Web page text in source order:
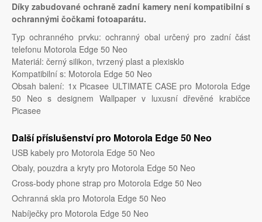
Díky zabudované ochraně zadní kamery není kompatibilní s
ochrannými čočkami fotoaparátu.
Typ ochranného prvku: ochranný obal určený pro zadní část
telefonu Motorola Edge 50 Neo
Materiál: černý silikon, tvrzený plast a plexisklo
Kompatibilní s: Motorola Edge 50 Neo
Obsah balení: 1x Picasee ULTIMATE CASE pro Motorola Edge
50 Neo s designem Wallpaper v luxusní dřevěné krabičce
Picasee
Další příslušenství pro Motorola Edge 50 Neo
USB kabely pro Motorola Edge 50 Neo
Obaly, pouzdra a kryty pro Motorola Edge 50 Neo
Cross-body phone strap pro Motorola Edge 50 Neo
Ochranná skla pro Motorola Edge 50 Neo
Nabíječky pro Motorola Edge 50 Neo